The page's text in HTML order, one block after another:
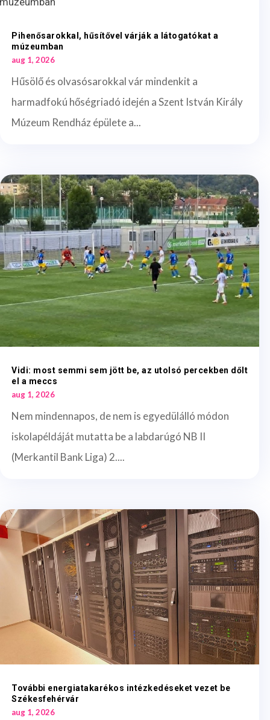
Pihenősarokkal, hűsítővel várják a látogatókat a
múzeumban
aug 1, 2026
Hűsölő és olvasósarokkal vár mindenkit a
harmadfokú hőségriadó idején a Szent István Király
Múzeum Rendház épülete a...
Vidi: most semmi sem jött be, az utolsó percekben dőlt
el a meccs
aug 1, 2026
Nem mindennapos, de nem is egyedülálló módon
iskolapéldáját mutatta be a labdarúgó NB II
(Merkantil Bank Liga) 2....
További energiatakarékos intézkedéseket vezet be
Székesfehérvár
aug 1, 2026